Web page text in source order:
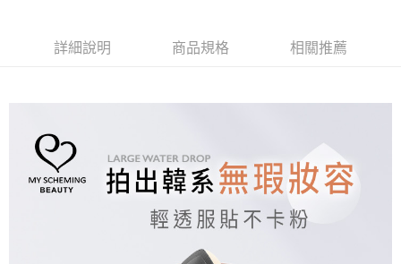
３．收到繳費通知簡訊後14天內，點擊此簡訊中的連結，可透過四大超商／
是否繳費成功／繳費後需取消欲退款等相關疑問，請聯繫「AFTEE先享後付
客戶支援中心」
https://netprotections.freshdesk.com/support/home
【注意事項】
１．透過由恩沛科技股份有限公司提供之「AFTEE先享後付」服務完成之交
易，需依本服務之必要範圍內提供個人資料，並將交易相關給付款項請求債
２．關於個人資料處理事宜，請瀏覽以下網址：
詳細說明 商品規格 相關推薦